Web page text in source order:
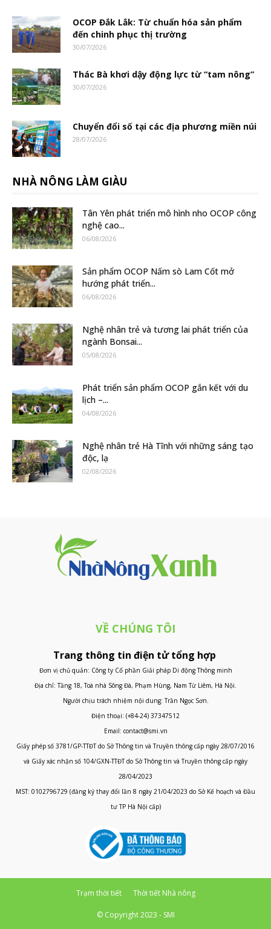
OCOP Đắk Lắk: Từ chuẩn hóa sản phẩm
đến chinh phục thị trường
30/07/2026
Thác Bà khơi dậy động lực từ “tam nông”
30/07/2026
Chuyển đổi số tại các địa phương miền núi
28/07/2026
NHÀ NÔNG LÀM GIÀU
Tân Yên phát triển mô hình nho OCOP công
nghệ cao...
06/08/2026
Sản phẩm OCOP Nấm sò Lam Cốt mở
hướng phát triển...
06/08/2026
Nghệ nhân trẻ và tương lai phát triển của
ngành Bonsai...
05/08/2026
Phát triển sản phẩm OCOP gắn kết với du
lịch –...
04/08/2026
Nghệ nhân trẻ Hà Tĩnh với những sáng tạo
độc, lạ
02/08/2026
VỀ CHÚNG TÔI
Trang thông tin điện tử tổng hợp
Đơn vị chủ quản: Công ty Cổ phần Giải pháp Di động Thông minh
Địa chỉ: Tầng 18, Toà nhà Sông Đà, Phạm Hùng, Nam Từ Liêm, Hà Nội.
Người chịu trách nhiệm nội dung: Trần Ngọc Sơn.
Điện thoại: (+84-24) 37347512
Email: contact@smi.vn
Giấy phép số 3781/GP-TTĐT do Sở Thông tin và Truyền thông cấp ngày 28/07/2016
và Giấy xác nhận số 104/GXN-TTĐT do Sở Thông tin và Truyền thông cấp ngày
28/04/2023
MST: 0102796729 (đăng ký thay đổi lần 8 ngày 21/04/2023 do Sở Kế hoạch và Đầu
tư TP Hà Nội cấp)
Trạm thời tiết Thời tiết Nhà nông
© Copyright 2023 - SMI